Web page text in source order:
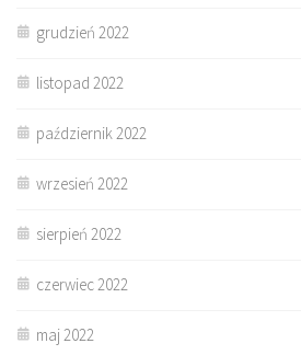
grudzień 2022
listopad 2022
październik 2022
wrzesień 2022
sierpień 2022
czerwiec 2022
maj 2022